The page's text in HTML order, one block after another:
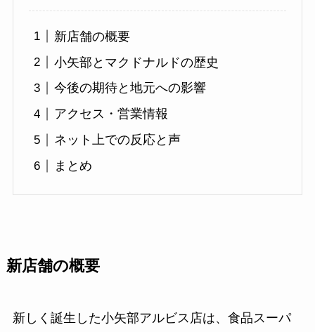
新店舗の概要
小矢部とマクドナルドの歴史
今後の期待と地元への影響
アクセス・営業情報
ネット上での反応と声
まとめ
新店舗の概要
新しく誕生した小矢部アルビス店は、食品スーパ